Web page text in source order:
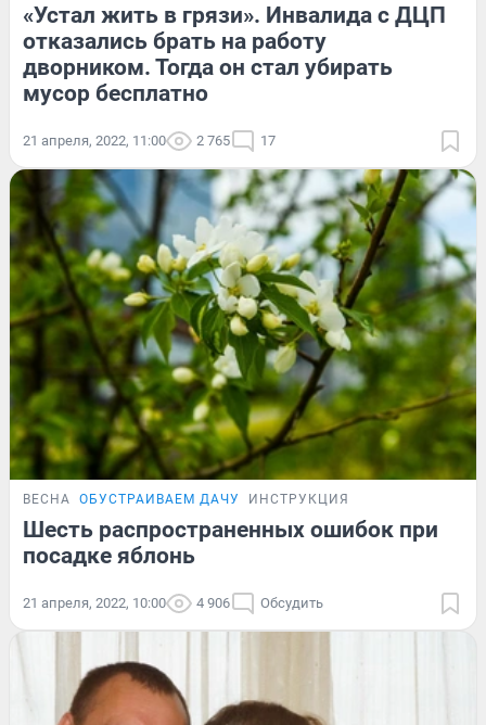
«Устал жить в грязи». Инвалида с ДЦП
отказались брать на работу
дворником. Тогда он стал убирать
мусор бесплатно
21 апреля, 2022, 11:00 2 765 17
ВЕСНА ОБУСТРАИВАЕМ ДАЧУ ИНСТРУКЦИЯ
Шесть распространенных ошибок при
посадке яблонь
21 апреля, 2022, 10:00 4 906 Обсудить